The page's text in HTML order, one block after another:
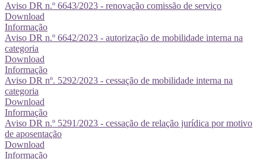
Aviso DR n.º 6643/2023 - renovação comissão de serviço
Download
Informação
Aviso DR n.º 6642/2023 - autorização de mobilidade interna na
categoria
Download
Informação
Aviso DR nº. 5292/2023 - cessação de mobilidade interna na
categoria
Download
Informação
Aviso DR n.º 5291/2023 - cessação de relação jurídica por motivo
de aposentação
Download
Informação